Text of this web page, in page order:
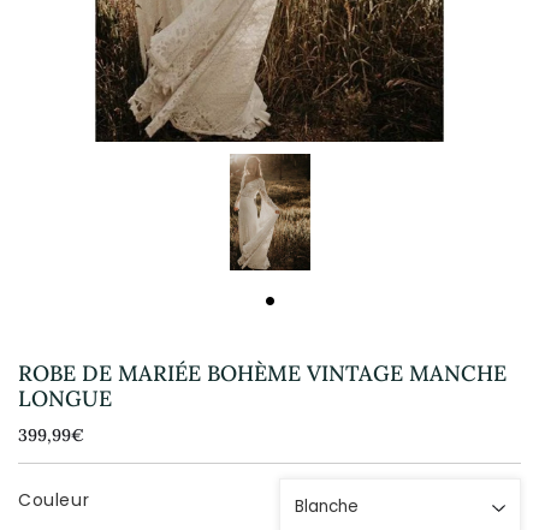
ROBE DE MARIÉE BOHÈME VINTAGE MANCHE
LONGUE
399,99€
Unit
price
Couleur